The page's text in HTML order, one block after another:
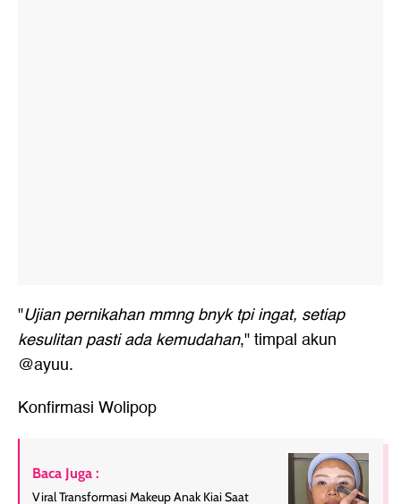
"Ujian pernikahan mmng bnyk tpi ingat, setiap
kesulitan pasti ada kemudahan," timpal akun
@ayuu.
Konfirmasi Wolipop
Baca Juga :
Viral Transformasi Makeup Anak Kiai Saat